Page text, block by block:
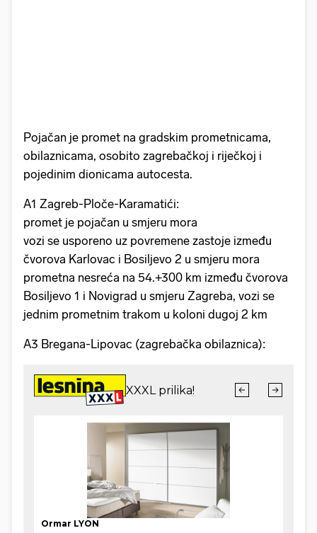
Pojačan je promet na gradskim prometnicama,
obilaznicama, osobito zagrebačkoj i riječkoj i
pojedinim dionicama autocesta.
A1 Zagreb-Ploče-Karamatići:
promet je pojačan u smjeru mora
vozi se usporeno uz povremene zastoje između
čvorova Karlovac i Bosiljevo 2 u smjeru mora
prometna nesreća na 54.+300 km između čvorova
Bosiljevo 1 i Novigrad u smjeru Zagreba, vozi se
jednim prometnim trakom u koloni dugoj 2 km
A3 Bregana-Lipovac (zagrebačka obilaznica):